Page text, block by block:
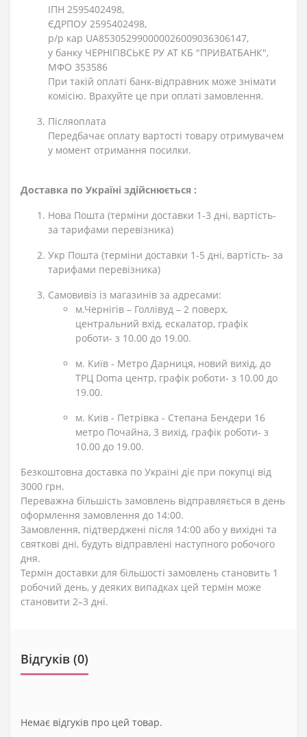
ІПН 2595402498,
ЄДРПОУ 2595402498,
р/р кар UA853052990000026009036306147,
у банку ЧЕРНІГІВСЬКЕ РУ АТ КБ "ПРИВАТБАНК",
МФО 353586
При такій оплаті банк-відправник може знімати
комісію. Врахуйте це при оплаті замовлення.
Післяоплата
Передбачає оплату вартості товару отримувачем
у момент отримання посилки.
Доставка по Україні здійснюється :
Нова Пошта (терміни доставки 1-3 дні, вартість-
за тарифами перевізника)
Укр Пошта (терміни доставки 1-5 дні, вартість- за
тарифами перевізника)
Самовивіз із магазинів за адресами:
м.Чернігів – Голлівуд – 2 поверх,
центральний вхід, ескалатор, графік
роботи- з 10.00 до 19.00.
м. Київ - Метро Дарниця, новий вихід, до
ТРЦ Doma центр, графік роботи- з 10.00 до
19.00.
м. Київ - Петрівка - Степана Бендери 16
метро Почайна, 3 вихід, графік роботи- з
10.00 до 19.00.
Безкоштовна доставка по Україні діє при покупці від
3000 грн.
Переважна більшість замовлень відправляється в день
оформлення замовлення до 14:00.
Замовлення, підтверджені після 14:00 або у вихідні та
святкові дні, будуть відправлені наступного робочого
дня.
Термін доставки для більшості замовлень становить 1
робочий день, у деяких випадках цей термін може
становити 2–3 дні.
Відгуків (0)
Немає відгуків про цей товар.